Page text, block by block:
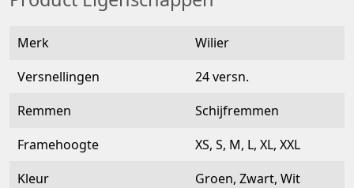
Merk
Wilier
Versnellingen
24 versn.
Remmen
Schijfremmen
Framehoogte
XS, S, M, L, XL, XXL
Kleur
Groen, Zwart, Wit